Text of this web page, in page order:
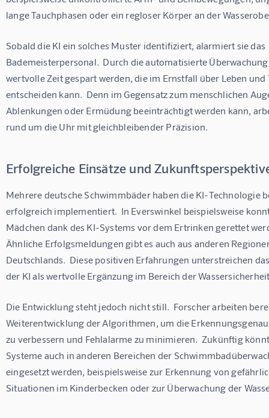
lange Tauchphasen oder ein regloser Körper an der
Sobald die KI ein solches Muster identifiziert, alarmiert sie das
Bademeisterpersonal.  Durch die automatisierte
wertvolle Zeit gespart werden, die im Ernstfall über Leben und
entscheiden kann.  Denn im Gegensatz zum menschlichen
Ablenkungen oder Ermüdung beeinträchtigt werden kann,
rund um die Uhr mit gleichbleibender Präzision.
Erfolgreiche Einsätze und
Mehrere deutsche Schwimmbäder haben die KI-Technologie
erfolgreich implementiert.  In Everswinkel beispielsweise
Mädchen dank des KI-Systems vor dem Ertrinken gerettet
Ähnliche Erfolgsmeldungen gibt es auch aus anderen
Deutschlands.  Diese positiven Erfahrungen unterstreichen
der KI als wertvolle Ergänzung im Bereich der
Die Entwicklung steht jedoch nicht still.  Forscher arbeiten
Weiterentwicklung der Algorithmen, um die
zu verbessern und Fehlalarme zu minimieren.  Zukünftig
Systeme auch in anderen Bereichen der
eingesetzt werden, beispielsweise zur Erkennung von
Situationen im Kinderbecken oder zur Überwachung der